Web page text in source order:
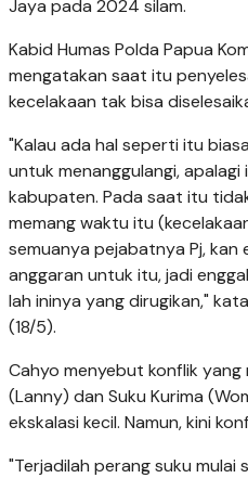
Jaya pada 2024 silam.
Kabid Humas Polda Papua
mengatakan saat itu
kecelakaan tak bisa
"Kalau ada hal seperti itu
untuk menanggulangi,
kabupaten. Pada saat itu
memang waktu itu
semuanya pejabatnya Pj, kan
anggaran untuk itu, jadi
lah ininya yang dirugikan,"
(18/5).
Cahyo menyebut konflik yang
(Lanny) dan Suku Kurima
ekskalasi kecil. Namun, kini
"Terjadilah perang suku mulai